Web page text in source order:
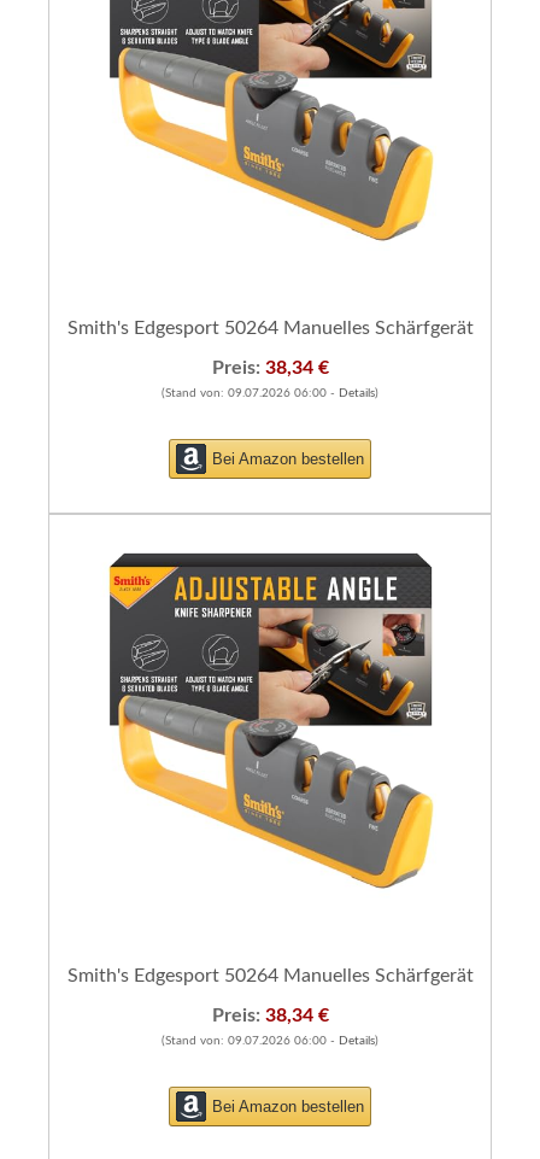
Smith's Edgesport 50264 Manuelles Schärfgerät
Preis: 38,34 €
(Stand von: 09.07.2026 06:00 - Details)
Bei Amazon bestellen
Smith's Edgesport 50264 Manuelles Schärfgerät
Preis: 38,34 €
(Stand von: 09.07.2026 06:00 - Details)
Bei Amazon bestellen